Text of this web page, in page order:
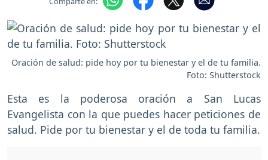
Oración de salud: pide hoy por tu bienestar y el de tu familia.
Foto: Shutterstock
Esta es la poderosa oración a San Lucas
Evangelista con la que puedes hacer peticiones de
salud. Pide por tu bienestar y el de toda tu familia.